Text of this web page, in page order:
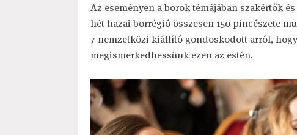
Az eseményen a borok témájában szakértők
hét hazai borrégió összesen 150 pincészete
7 nemzetközi kiállító gondoskodott arról,
megismerkedhessünk ezen az estén.